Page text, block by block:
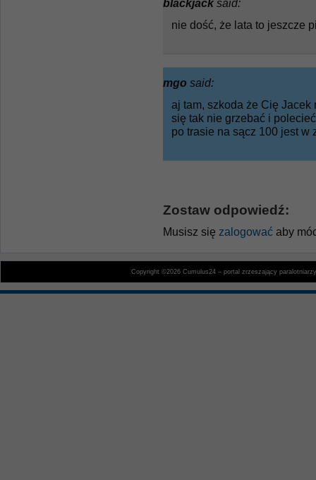
blackjack said:
nie dość, że lata to jeszcze
mgo said:
aj tam, szkoda że Cię Jacek
się tak nie grzebać i
po trasie na sącz 100 jest w
Zostaw odpowiedź:
Musisz się zalogować aby
Copyright ©2026 Cumulus24 – portal zrzeszający